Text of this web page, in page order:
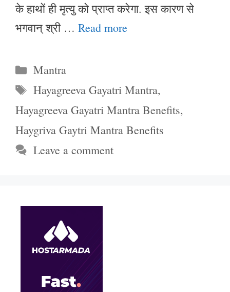
के हाथों ही मृत्यु को प्राप्त करेगा. इस कारण से
भगवान् श्री … Read more
Categories
Mantra
Tags
Hayagreeva Gayatri Mantra,
Hayagreeva Gayatri Mantra Benefits,
Haygriva Gaytri Mantra Benefits
Leave a comment